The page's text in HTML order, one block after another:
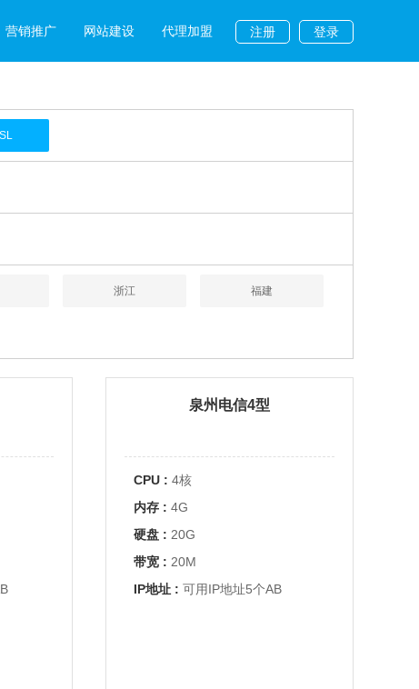
登录
注册
营销推广 网站建设 代理加盟
浙江 福建
泉州电信4型
CPU : 4核
内存 : 4G
硬盘 : 20G
带宽 : 20M
IP地址 : 可用IP地址5个AB